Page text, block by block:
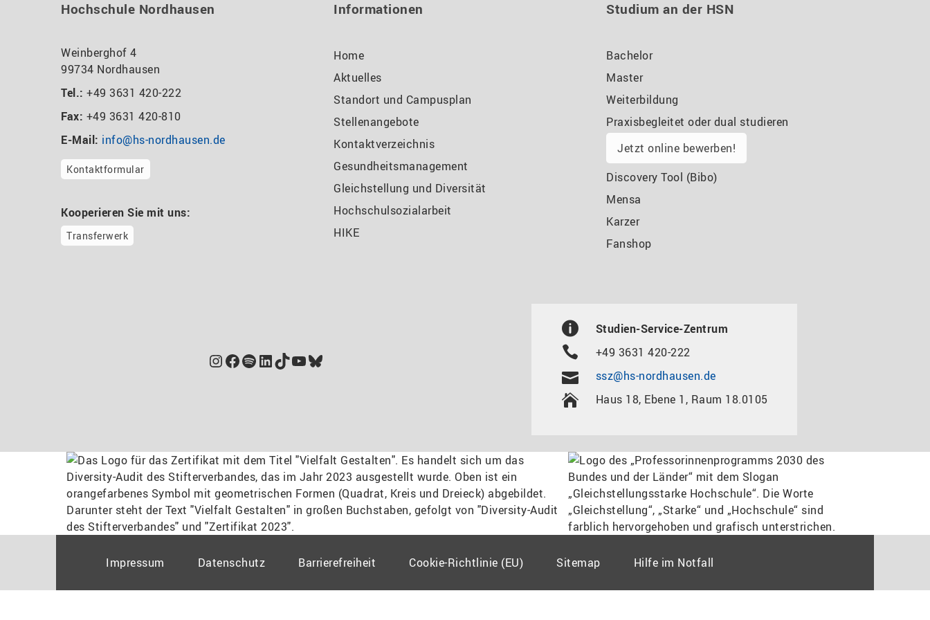
Hochschule Nordhausen
Weinberghof 4
99734 Nordhausen
Tel.: +49 3631 420-222
Fax: +49 3631 420-810
E-Mail: info@hs-nordhausen.de
Kontaktformular
Kooperieren Sie mit uns:
Transferwerk
Informationen
Home
Aktuelles
Standort und Campusplan
Stellenangebote
Kontaktverzeichnis
Gesundheitsmanagement
Gleichstellung und Diversität
Hochschulsozialarbeit
HIKE
Studium an der HSN
Bachelor
Master
Weiterbildung
Praxisbegleitet oder dual studieren
Jetzt online bewerben!
Discovery Tool (Bibo)
Mensa
Karzer
Fanshop
Instagram
Facebook
Spotify
LinkedIn
TikTok
YouTube
Bluesky
Studien-Service-Zentrum
+49 3631 420-222
ssz@hs-nordhausen.de
Haus 18, Ebene 1, Raum 18.0105
Impressum Datenschutz Barrierefreiheit Cookie-Richtlinie (EU) Sitemap Hilfe im Notfall